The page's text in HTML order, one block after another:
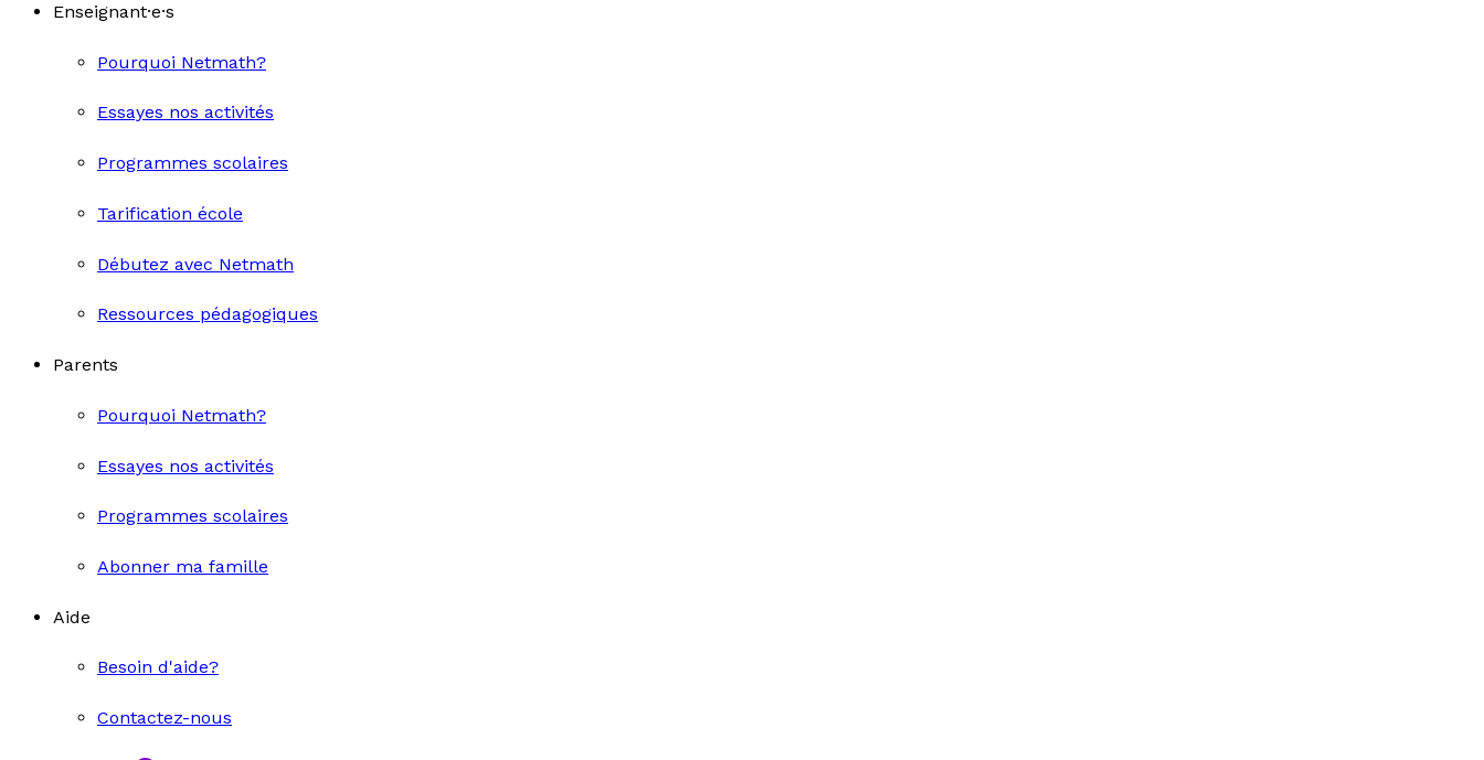
Enseignant·e·s
Pourquoi Netmath?
Essayes nos activités
Programmes scolaires
Tarification école
Débutez avec Netmath
Ressources pédagogiques
Parents
Pourquoi Netmath?
Essayes nos activités
Programmes scolaires
Abonner ma famille
Aide
Besoin d'aide?
Contactez-nous